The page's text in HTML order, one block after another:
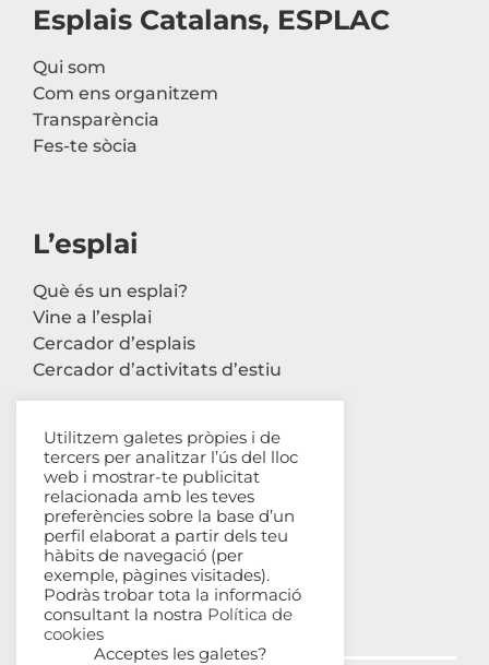
Esplais Catalans, ESPLAC
Qui som
Com ens organitzem
Transparència
Fes-te sòcia
L’esplai
Què és un esplai?
Vine a l’esplai
Cercador d’esplais
Cercador d’activitats d’estiu
Contacte
Carrer Avinyó, 44 2n
08002 Barcelona
93 302 61 03
esplac@esplac.cat
Utilitzem galetes pròpies i de
tercers per analitzar l’ús del lloc
web i mostrar-te publicitat
relacionada amb les teves
preferències sobre la base d’un
perfil elaborat a partir dels teu
hàbits de navegació (per
exemple, pàgines visitades).
Podràs trobar tota la informació
consultant la nostra Política de
cookies
Acceptes les galetes?